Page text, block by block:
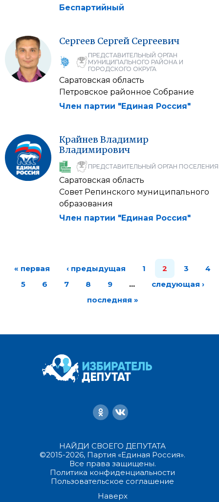
Беспартийный
Сергеев Сергей Сергеевич
ПРЕДСТАВИТЕЛЬНЫЙ ОРГАН
МУНИЦИПАЛЬНОГО РАЙОНА И
ГОРОДСКОГО ОКРУГА
Саратовская область
Петровское районное Собрание
Член партии "Единая Россия"
Крайнев Владимир
Владимирович
ПРЕДСТАВИТЕЛЬНЫЙ ОРГАН ПОСЕЛЕНИЯ
Саратовская область
Совет Репинского муниципального
образования
Член партии "Единая Россия"
« первая ‹ предыдущая 1 2 3
4
5
6 7 8 9 …
следующая ›
последняя »
НАЙДИ СВОЕГО ДЕПУТАТА
©2015-2026, Партия «Единая Россия».
Все права защищены.
Политика конфиденциальности
Пользовательское соглашение
Наверх